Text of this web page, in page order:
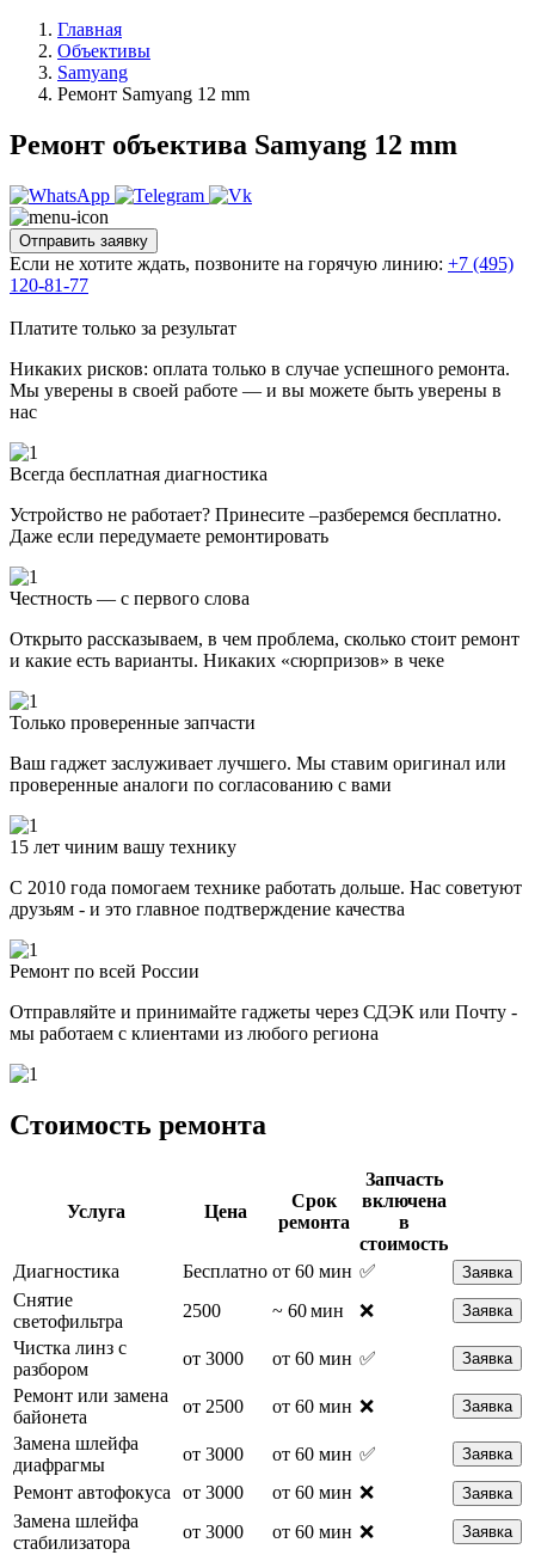
Главная
Объективы
Samyang
Ремонт Samyang 12 mm
Ремонт объектива Samyang 12 mm
Отправить заявку
Если не хотите ждать, позвоните на горячую линию: +7 (495)
120-81-77
Платите только за результат
Никаких рисков: оплата только в случае успешного ремонта.
Мы уверены в своей работе — и вы можете быть уверены в
нас
Всегда бесплатная диагностика
Устройство не работает? Принесите –разберемся бесплатно.
Даже если передумаете ремонтировать
Честность — с первого слова
Открыто рассказываем, в чем проблема, сколько стоит ремонт
и какие есть варианты. Никаких «сюрпризов» в чеке
Только проверенные запчасти
Ваш гаджет заслуживает лучшего. Мы ставим оригинал или
проверенные аналоги по согласованию с вами
15 лет чиним вашу технику
С 2010 года помогаем технике работать дольше. Нас советуют
друзьям - и это главное подтверждение качества
Ремонт по всей России
Отправляйте и принимайте гаджеты через СДЭК или Почту -
мы работаем с клиентами из любого региона
Стоимость ремонта
Услуга Цена
Срок
ремонта
Запчасть
включена
в
стоимость
Диагностика
Бесплатно от 60 мин ✅ Заявка
Снятие
светофильтра
2500 ~ 60 мин ❌ Заявка
Чистка линз с
разбором
от 3000 от 60 мин ✅ Заявка
Ремонт или замена
байонета
от 2500 от 60 мин ❌ Заявка
Замена шлейфа
диафрагмы
от 3000 от 60 мин ✅ Заявка
Ремонт автофокуса от 3000 от 60 мин ❌ Заявка
Замена шлейфа
стабилизатора
от 3000 от 60 мин ❌ Заявка